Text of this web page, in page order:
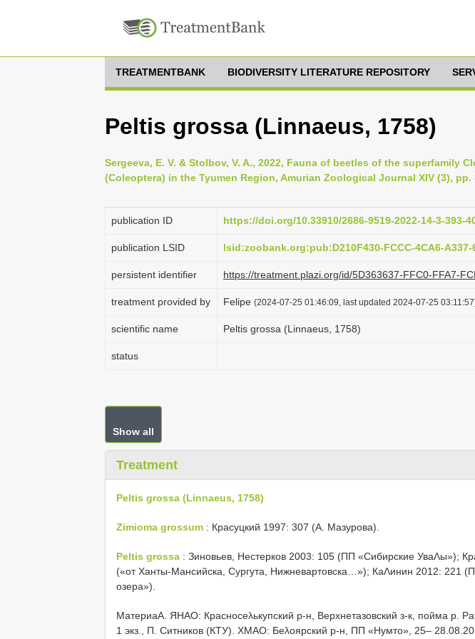
TREATMENTBANK BIODIVERSITY LITERATURE REPOSITORY
Peltis grossa (Linnaeus, 1758)
Sergeeva, E. V. & Stolbov, V. A., 2022, Fauna of beetles of the superfamily
(Coleoptera) in the Tyumen Region, Amurian Zoological Journal XIV (3), pp.
publication ID https://doi.org/10.33910/2686-9519-2022-14-3-393-
publication LSID lsid:zoobank.org:pub:D210F430-FCCC-4CA6-A337-
persistent identifier https://treatment.plazi.org/id/5D363637-FFC0-FFA7-
treatment provided by Felipe (2024-07-25 01:46:09, last updated 2024-07-25
scientific name Peltis grossa (Linnaeus, 1758)
status
Show all
Treatment
Peltis grossa (Linnaeus, 1758)
Zimioma grossum : Красуцкий 1997: 307 (Α. Мазурова).
Peltis grossa : Зиновьев, Нестерков 2003: 105 (ПП «Сибирские УваΛы»);
(«от Ханты-Мансийска, Сургута, Нижневартовска…»); КаΛинин 2012: 221
озера»).
МатериаA. ЯНАО: Красносеλькупский р-н, Верхнетазовский з-к, пойма р.
1 экз., П. Ситников (КТУ). ХМАО: Беλоярский р-н, ПП «Нумто», 25–